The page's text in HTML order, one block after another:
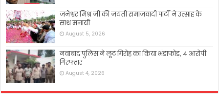
जनेश्वर मिश्र जी की जयंती समाजवादी पार्टी ने उत्साह के
साथ मनायी
August 5, 2026
नवाबाद पुलिस ने लूट गिरोह का किया भंडाफोड़, 4 आरोपी
गिरफ्तार
August 4, 2026